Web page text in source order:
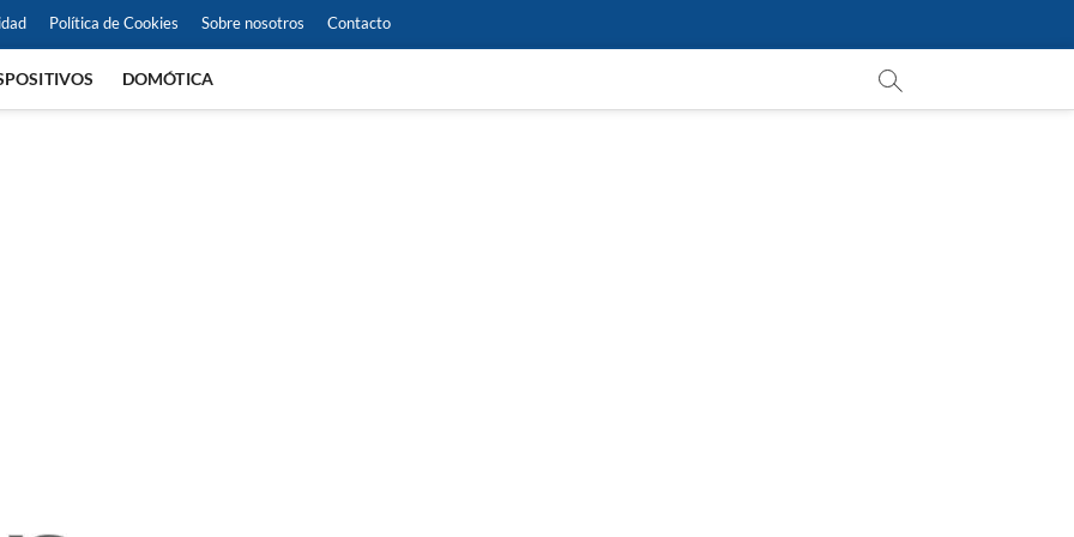
Política de Cookies Sobre nosotros Contacto
DOMÓTICA